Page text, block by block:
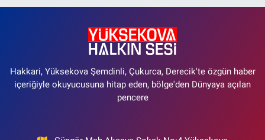
Hakkari, Yüksekova Şemdinli, Çukurca, Derecik'te özgün haber
içeriğiyle okuyucusuna hitap eden, bölge'den Dünyaya açılan
pencere